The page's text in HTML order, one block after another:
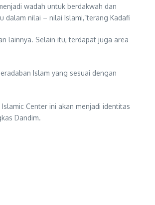
wadah untuk berdakwah dan
dalam nilai – nilai Islami,”terang Kadafi
lainnya. Selain itu, terdapat juga area
Islam yang sesuai dengan
Center ini akan menjadi identitas
Dandim.